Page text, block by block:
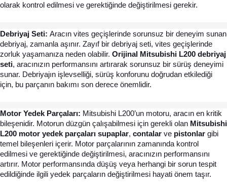
olarak kontrol edilmesi ve gerektiğinde değiştirilmesi gerekir.
Debriyaj Seti: Aracın vites geçişlerinde sorunsuz bir deneyim sunan
debriyaj, zamanla aşınır. Zayıf bir debriyaj seti, vites geçişlerinde
zorluk yaşamanıza neden olabilir. Orijinal Mitsubishi L200 debriyaj
seti, aracınızın performansını artırarak sorunsuz bir sürüş deneyimi
sunar. Debriyajın işlevselliği, sürüş konforunu doğrudan etkilediği
için, bu parçanın bakımı son derece önemlidir.
Motor Yedek Parçaları: Mitsubishi L200’un motoru, aracın en kritik
bileşenidir. Motorun düzgün çalışabilmesi için gerekli olan Mitsubishi
L200 motor yedek parçaları supaplar, contalar ve pistonlar gibi
temel bileşenleri içerir. Motor parçalarının zamanında kontrol
edilmesi ve gerektiğinde değiştirilmesi, aracınızın performansını
artırır. Motor performansında düşüş veya herhangi bir sorun tespit
edildiğinde ilgili yedek parçaların değiştirilmesi hayati önem taşır.